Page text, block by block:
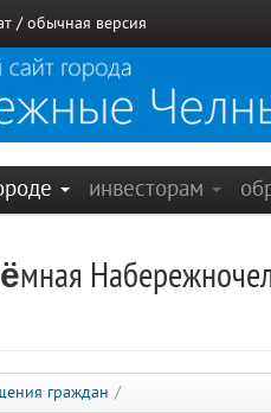
/ обычная версия
инвесторам
граждан /